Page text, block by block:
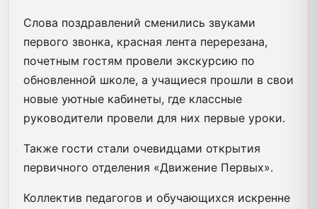
Слова поздравлений сменились звуками
первого звонка, красная лента перерезана,
почетным гостям провели экскурсию по
обновленной школе, а учащиеся прошли в свои
новые уютные кабинеты, где классные
руководители провели для них первые уроки.
Также гости стали очевидцами открытия
первичного отделения «Движение Первых».
Коллектив педагогов и обучающихся искренне